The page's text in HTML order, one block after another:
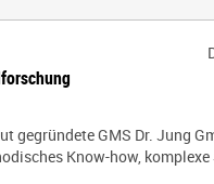
gegründete GMS Dr. Jung
Know-how,